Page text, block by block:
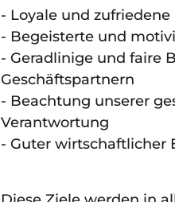
- Loyale und zufriedene
- Begeisterte und
- Geradlinige und faire
Geschäftspartnern
- Beachtung unserer
Verantwortung
- Guter wirtschaftlicher